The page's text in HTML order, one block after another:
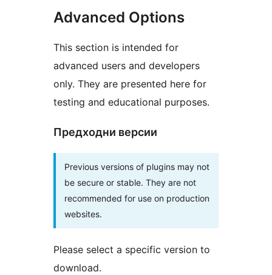
Advanced Options
This section is intended for
advanced users and developers
only. They are presented here for
testing and educational purposes.
Предходни версии
Previous versions of plugins may not
be secure or stable. They are not
recommended for use on production
websites.
Please select a specific version to
download.